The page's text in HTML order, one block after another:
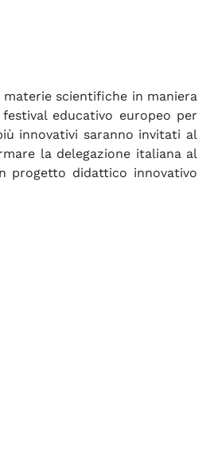
scientifiche in maniera
educativo europeo per
innovativi saranno invitati al
la delegazione italiana al
progetto didattico innovativo